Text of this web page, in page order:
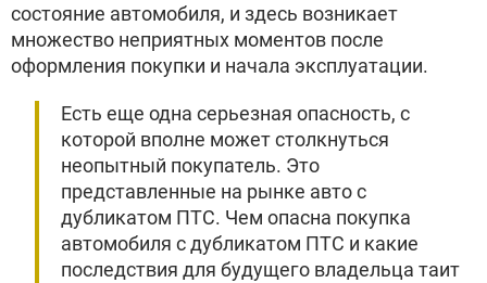
состояние автомобиля, и здесь возникает
множество неприятных моментов после
оформления покупки и начала эксплуатации.
Есть еще одна серьезная опасность, с
которой вполне может столкнуться
неопытный покупатель. Это
представленные на рынке авто с
дубликатом ПТС. Чем опасна покупка
автомобиля с дубликатом ПТС и какие
последствия для будущего владельца таит